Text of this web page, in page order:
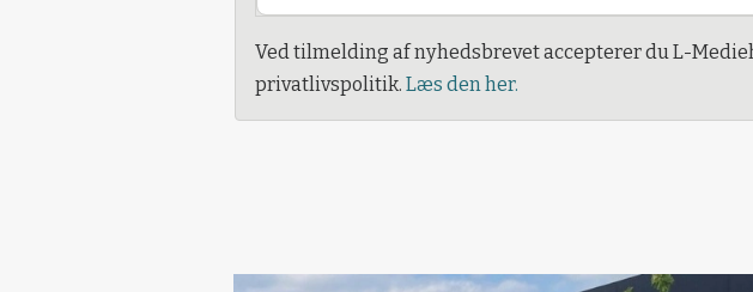
Ved tilmelding af nyhedsbrevet accepterer du L-
privatlivspolitik. Læs den her.